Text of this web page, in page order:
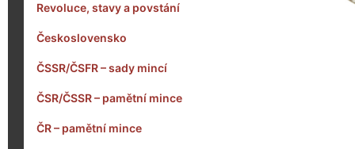
Revoluce, stavy a povstání
Československo
ČSSR/ČSFR – sady mincí
ČSR/ČSSR – pamětní mince
ČR – pamětní mince